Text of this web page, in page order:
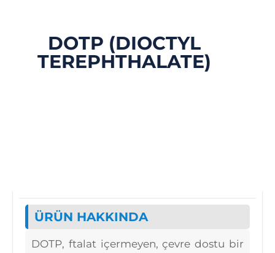
DOTP (DIOCTYL
TEREPHTHALATE)
ÜRÜN HAKKINDA
DOTP, ftalat içermeyen, çevre dostu bir